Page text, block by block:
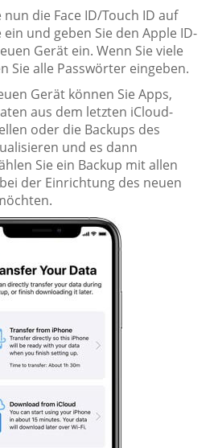
die Face ID/Touch ID auf
und geben Sie den Apple ID-
Gerät ein. Wenn Sie viele
Sie alle Passwörter eingeben.
Gerät können Sie Apps,
aus dem letzten iCloud-
oder die Backups des
und es dann
Sie ein Backup mit allen
der Einrichtung des neuen